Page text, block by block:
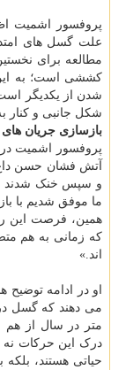
پروفسور اشمیت
علت گسل های
کششی است؛ به
شدن از یکدیگر
شکل جانبی و کنار
بازسازی جریان های
پروفسور اشمیت
و سپس خنک شدند و
ما موفق شدیم با
همین، فرصت این
که زمانی به هم
اند.»
او در ادامه
می دهند که گسل
متر در سال از هم
درک این حرکات نه
حیاتی هستند،